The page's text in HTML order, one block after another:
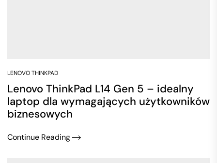
LENOVO THINKPAD
Lenovo ThinkPad L14 Gen 5 – idealny
laptop dla wymagających użytkowników
biznesowych
Continue Reading